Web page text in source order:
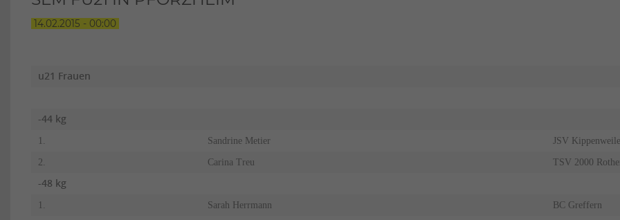
14.02.2015 - 00:00
u21 Frauen
-44 kg
1. Sandrine Metier JSV
2. Carina Treu TSV 2000
-48 kg
Sarah Herrmann BC Greffern